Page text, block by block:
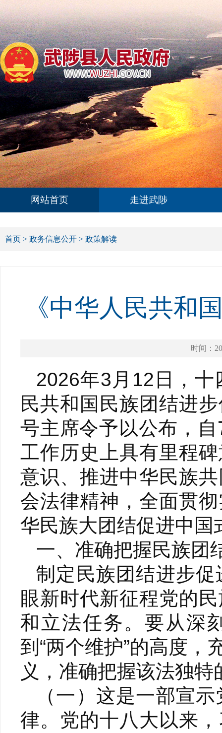
网站首页 走进武陟
首页 > 政务信息公开 > 政策解读
《中华人民共和
时间：
2026年3月12日，
民共和国民族团结进
号主席令予以公布，
工作历史上具有里程
意识、推进中华民族
会法律精神，全面贯
华民族大团结促进中国
一、准确把握民族团
制定民族团结进步
眼新时代新征程党的
和立法任务。要从深
到“两个维护”的高度，
义，准确把握该法独
（一）这是一部宣
律。党的十八大以来